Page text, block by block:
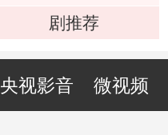
剧推荐
央视影音 微视频